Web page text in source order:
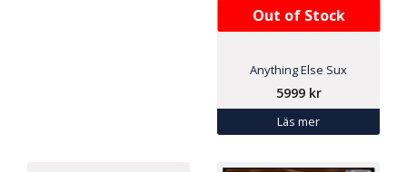
Out of Stock
Anything Else Sux
5999 kr
Läs mer